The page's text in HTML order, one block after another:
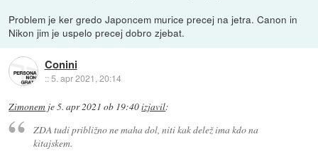
Problem je ker gredo Japoncem murice precej na jetra. Canon in
Nikon jim je uspelo precej dobro zjebat.
Conini
::5. apr 2021, 20:14
Zimonem je5. apr 2021 ob 19:40izjavil:
ZDA tudi približno ne maha dol, niti kak delež ima kdo na
kitajskem.